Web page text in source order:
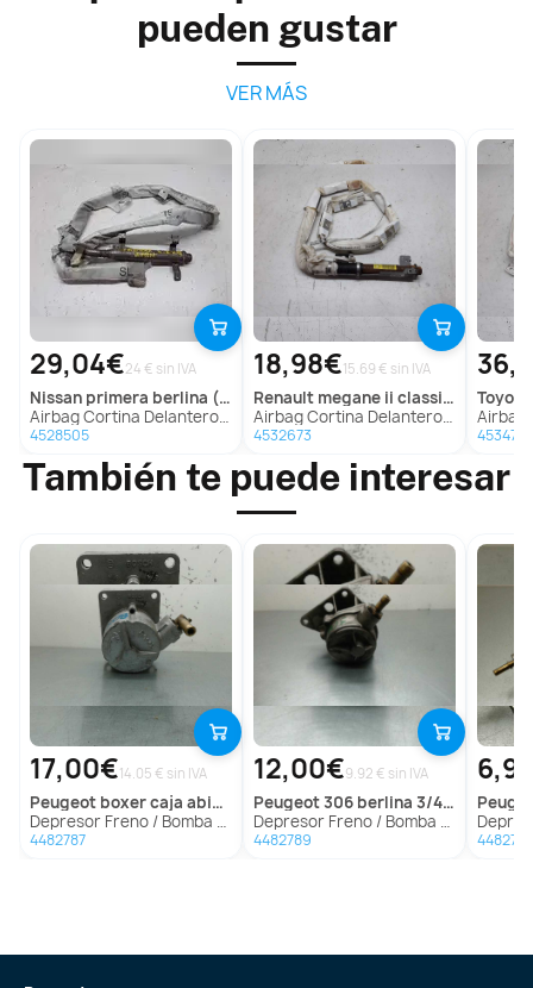
pueden gustar
VER MÁS
29,04€24 € sin IVA
nissan primera berlina (p12)
Airbag Cortina Delantero Izquierdo Para Nissan Primera Berlina
4528505
18,98€15.69 € sin IVA
renault megane ii classic berlina
Airbag Cortina Delantero Izquierdo para Renault Megane Ii Classic Berlina
4532673
toyota
Airbag Cortina
4534791
También te puede interesar
17,00€14.05 € sin IVA
peugeot boxer caja abierta (rs2850)(330)('02->)
Depresor Freno / Bomba Vacio para Peugeot Boxer Caja Abierta (Rs2850)(330)('02->)
4482787
12,00€9.92 € sin IVA
peugeot306 berlina 3/4/5 puertas (s2)
Depresor Freno / Bomba Vacio para Peugeot 306 Berlina 3/4/5 Puertas (S2)
4482789
Depresor
4482797